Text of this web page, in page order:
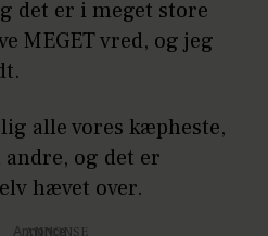
det er i meget store
MEGET vred, og jeg
alle vores kæpheste,
og det er
hævet over.
Annonce